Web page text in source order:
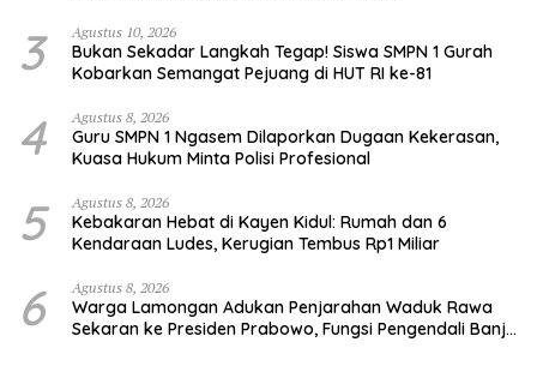
3 Agustus 10, 2026
Bukan Sekadar Langkah Tegap! Siswa SMPN 1 Gurah
Kobarkan Semangat Pejuang di HUT RI ke-81
4 Agustus 8, 2026
Guru SMPN 1 Ngasem Dilaporkan Dugaan Kekerasan,
Kuasa Hukum Minta Polisi Profesional
5 Agustus 8, 2026
Kebakaran Hebat di Kayen Kidul: Rumah dan 6
Kendaraan Ludes, Kerugian Tembus Rp1 Miliar
6 Agustus 8, 2026
Warga Lamongan Adukan Penjarahan Waduk Rawa
Sekaran ke Presiden Prabowo, Fungsi Pengendali Banjir